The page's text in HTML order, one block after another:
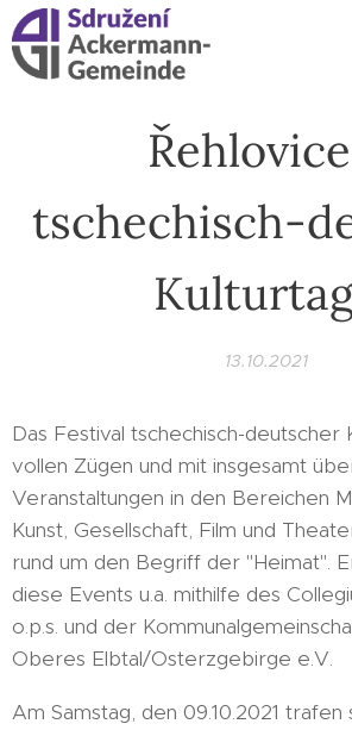
tschechisch-
13.10.2021
Das Festival tschechisch-deutscher
vollen Zügen und mit insgesamt
Veranstaltungen in den Bereichen
Kunst, Gesellschaft, Film und
rund um den Begriff der "Heimat".
diese Events u.a. mithilfe des
o.p.s. und der
Oberes Elbtal/Osterzgebirge e.V.
Am Samstag, den 09.10.2021 trafen